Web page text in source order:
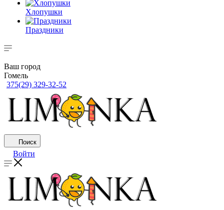
Хлопушки
Праздники
Ваш город
Гомель
375(29) 329-32-52
Поиск
Войти